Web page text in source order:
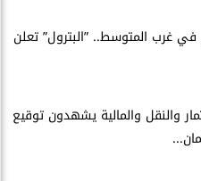
غرب المتوسط.. ”البترول” تعلن
والنقل والمالية يشهدون توقيع